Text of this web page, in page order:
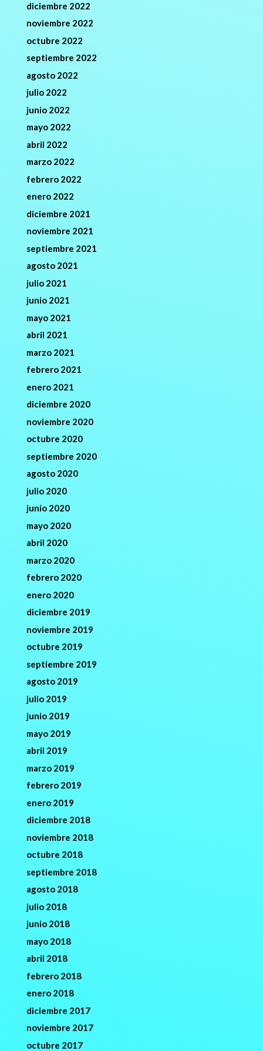
diciembre 2022
noviembre 2022
octubre 2022
septiembre 2022
agosto 2022
julio 2022
junio 2022
mayo 2022
abril 2022
marzo 2022
febrero 2022
enero 2022
diciembre 2021
noviembre 2021
septiembre 2021
agosto 2021
julio 2021
junio 2021
mayo 2021
abril 2021
marzo 2021
febrero 2021
enero 2021
diciembre 2020
noviembre 2020
octubre 2020
septiembre 2020
agosto 2020
julio 2020
junio 2020
mayo 2020
abril 2020
marzo 2020
febrero 2020
enero 2020
diciembre 2019
noviembre 2019
octubre 2019
septiembre 2019
agosto 2019
julio 2019
junio 2019
mayo 2019
abril 2019
marzo 2019
febrero 2019
enero 2019
diciembre 2018
noviembre 2018
octubre 2018
septiembre 2018
agosto 2018
julio 2018
junio 2018
mayo 2018
abril 2018
febrero 2018
enero 2018
diciembre 2017
noviembre 2017
octubre 2017